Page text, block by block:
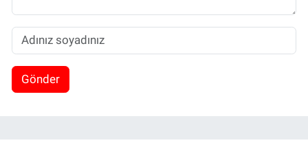
Gönder